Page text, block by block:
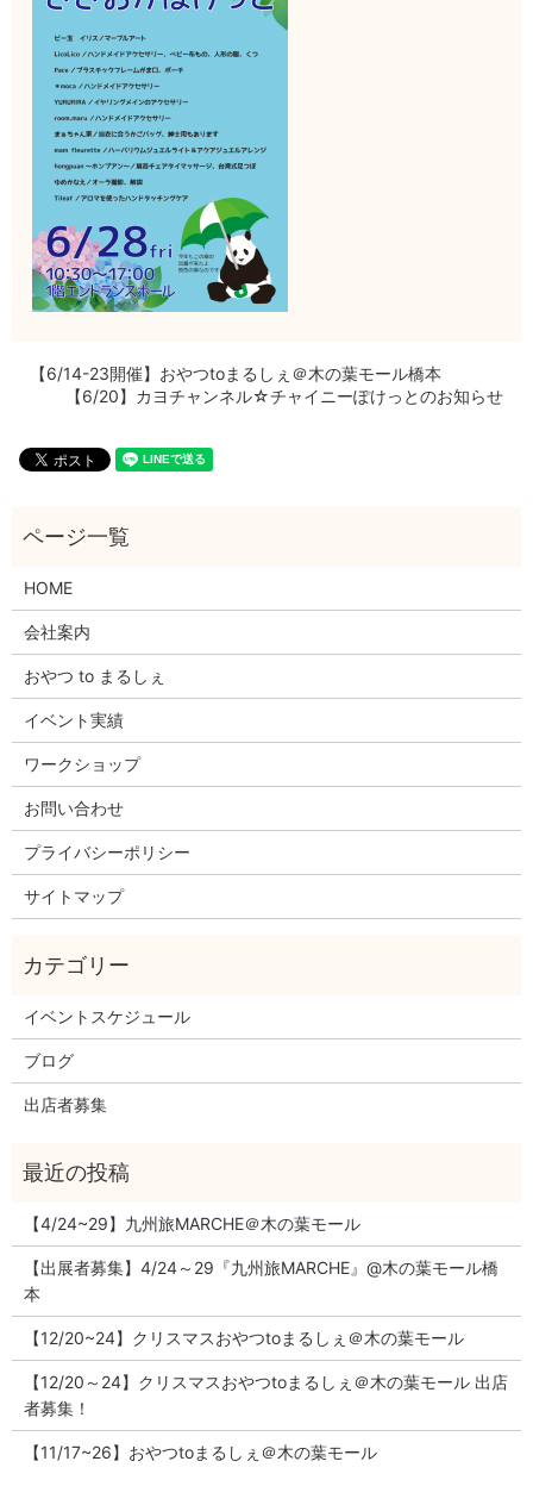
【6/14-23開催】おやつtoまるしぇ＠木の葉モール橋本
【6/20】カヨチャンネル☆チャイニーぽけっとのお知らせ
HOME
会社案内
おやつ to まるしぇ
イベント実績
ワークショップ
お問い合わせ
プライバシーポリシー
サイトマップ
イベントスケジュール
ブログ
出店者募集
【4/24~29】九州旅MARCHE＠木の葉モール
【出展者募集】4/24～29『九州旅MARCHE』@木の葉モール橋
本
【12/20~24】クリスマスおやつtoまるしぇ＠木の葉モール
【12/20～24】クリスマスおやつtoまるしぇ＠木の葉モール 出店
者募集！
【11/17~26】おやつtoまるしぇ＠木の葉モール